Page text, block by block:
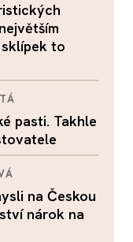
to
pasti. Takhle
na Českou
nárok na